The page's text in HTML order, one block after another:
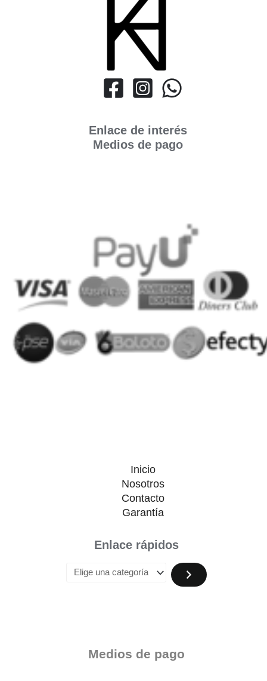
Enlace de interés
Medios de pago
Inicio
Nosotros
Contacto
Garantía
Enlace rápidos
Medios de pago